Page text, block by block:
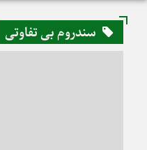
سندروم بی تفاوتی